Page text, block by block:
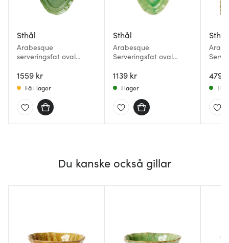
Sthål
Arabesque
serveringsfat oval
1559 kr
Få i lager
Sthål
Arabesque
Serveringsfat oval
1139 kr
I lager
Sthål
479
I
Du kanske också gillar